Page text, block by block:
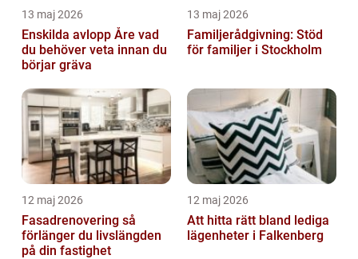
13 maj 2026
Enskilda avlopp Åre vad
du behöver veta innan du
börjar gräva
13 maj 2026
Familjerådgivning: Stöd
för familjer i Stockholm
12 maj 2026
Fasadrenovering så
förlänger du livslängden
på din fastighet
12 maj 2026
Att hitta rätt bland lediga
lägenheter i Falkenberg